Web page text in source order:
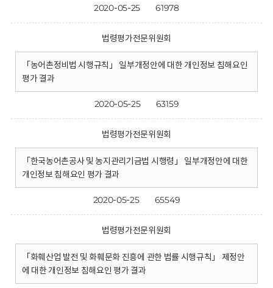
2020-05-25 61978
법령평가전문위원회
「농어촌정비법 시행규칙」 일부개정안에 대한 개인정보 침해요인
평가 결과
2020-05-25 63159
법령평가전문위원회
「한국농어촌공사 및 농지관리기금법 시행령」 일부개정안에 대한
개인정보 침해요인 평가 결과
2020-05-25 65549
법령평가전문위원회
「화훼산업 발전 및 화훼문화 진흥에 관한 법률 시행규칙」 제정안
에 대한 개인정보 침해요인 평가 결과